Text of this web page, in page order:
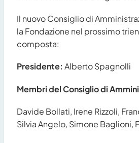
Il nuovo Consiglio di
la Fondazione nel prossimo
composta:
Presidente: Alberto Spagnolli
Membri del Consiglio di
Davide Bollati, Irene Rizzoli,
Silvia Angelo, Simone Baglioni,